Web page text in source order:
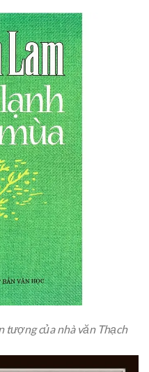
tượng của nhà văn Thạch